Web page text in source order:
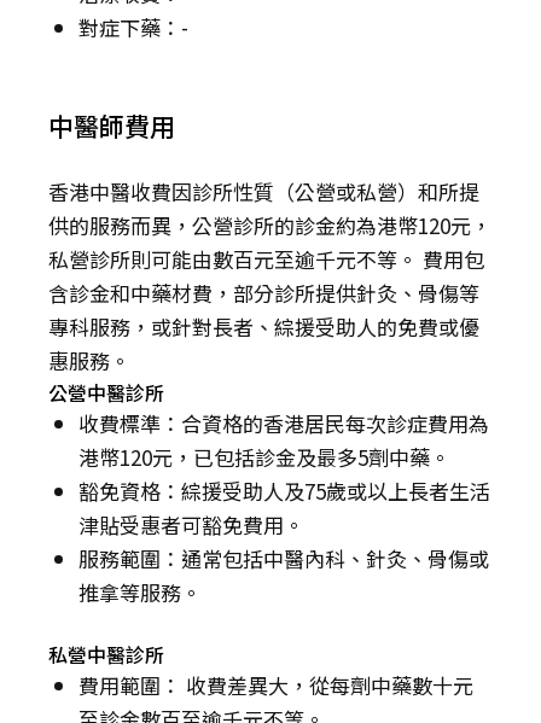
對症下藥：-
中醫師費用
香港中醫收費因診所性質（公營或私營）和所提
供的服務而異，公營診所的診金約為港幣120元，
私營診所則可能由數百元至逾千元不等。 費用包
含診金和中藥材費，部分診所提供針灸、骨傷等
專科服務，或針對長者、綜援受助人的免費或優
惠服務。
公營中醫診所
收費標準：合資格的香港居民每次診症費用為
港幣120元，已包括診金及最多5劑中藥。
豁免資格：綜援受助人及75歲或以上長者生活
津貼受惠者可豁免費用。
服務範圍：通常包括中醫內科、針灸、骨傷或
推拿等服務。
私營中醫診所
費用範圍： 收費差異大，從每劑中藥數十元